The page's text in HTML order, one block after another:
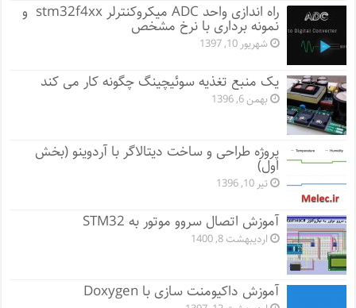
راه اندازی واحد ADC میکروکنترلر stm32f4xx و
نمونه برداری با نرخ مشخص
شهریور 10, 1397
یک منبع تغذیه سوئیچینگ چگونه کار می کند
بهمن 6, 1396
پروژه طراحی و ساخت دیتالاگر با آردوینو (بخش
اول)
تیر 10, 1396
آموزش اتصال سروو موتور به STM32
اردیبهشت 8, 1400
آموزش داکیومنت سازی با Doxygen